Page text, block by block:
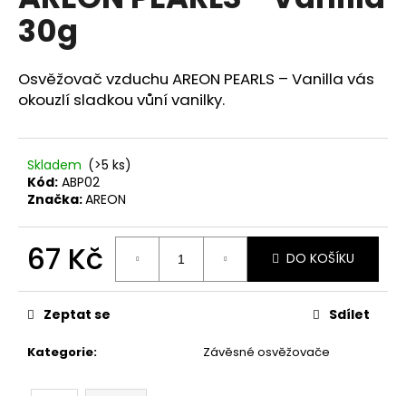
0,0
z
hvězdiček.
30g
Osvěžovač vzduchu AREON PEARLS – Vanilla vás
okouzlí sladkou vůní vanilky.
Skladem (>5 ks)
Kód: ABP02
Značka:AREON
67 Kč
cena:
DO KOŠÍKU
Kategorie: Závěsné osvěžovače
Zeptat se Sdílet
a
j
í
t
D
o
o